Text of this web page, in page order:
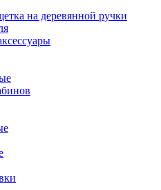
на деревянной ручки